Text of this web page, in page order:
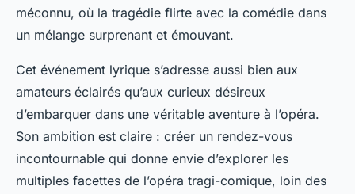
méconnu, où la tragédie flirte avec la comédie dans
un mélange surprenant et émouvant.
Cet événement lyrique s’adresse aussi bien aux
amateurs éclairés qu’aux curieux désireux
d’embarquer dans une véritable aventure à l’opéra.
Son ambition est claire : créer un rendez-vous
incontournable qui donne envie d’explorer les
multiples facettes de l’opéra tragi-comique, loin des